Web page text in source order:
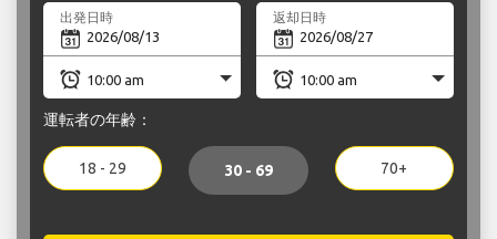
出発日時 返却日時
運転者の年齢：
18 - 29 30 - 69 70+